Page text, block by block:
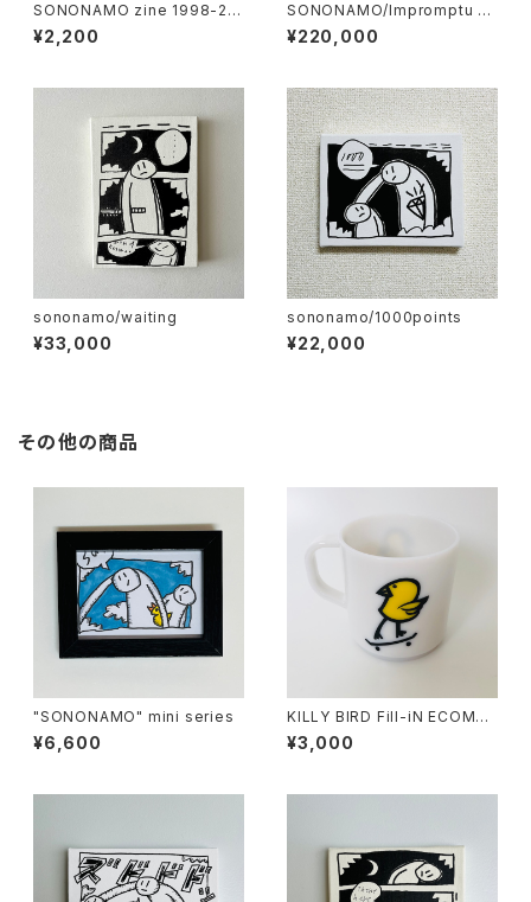
SONONAMO zine 1998-20
03
¥2,200
SONONAMO/Impromptu se
ries-Armed Crowds
¥220,000
sononamo/waiting
¥33,000
sononamo/1000points
¥22,000
その他の商品
"SONONAMO" mini series
¥6,600
KILLY BIRD Fill-iN ECOMAT
E MUG
¥3,000